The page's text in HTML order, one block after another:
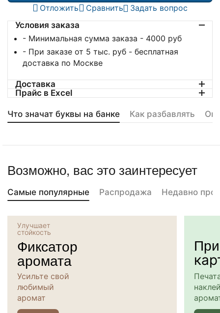
Отложить
Сравнить
Задать вопрос
Условия заказа
- Минимальная сумма заказа - 4000 руб
- При заказе от 5 тыс. руб - бесплатная
доставка по Москве
Доставка
Прайс в Excel
Что значат буквы на банке Как разбавлять
Возможно, вас это заинтересует
Самые популярные Распродажа Недавно
Улучшает
стойкость
Фиксатор
аромата
Усильте свой
любимый
аромат